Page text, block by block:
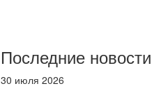
Последние новости
30 июля 2026